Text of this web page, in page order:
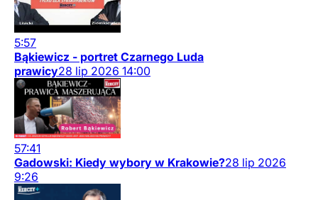
5:57
Bąkiewicz - portret Czarnego Luda
prawicy28 lip 2026 14:00
57:41
Gadowski: Kiedy wybory w Krakowie?28 lip 2026
9:26